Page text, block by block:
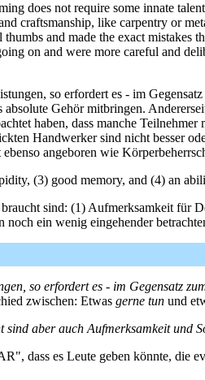
does not require some innate
craftsmanship, like carpentry or
and made the exact mistakes
on and were more careful and
so erfordert es - im
absolute Gehör mitbringen.
haben, dass manche
Handwerker sind nicht besser
angeboren wie
(3) good memory, and (4) an
sind: (1) Aufmerksamkeit
noch ein wenig eingehender
so erfordert es - im Gegensatz
zwischen: Etwas gerne tun und
sind aber auch Aufmerksamkeit und
dass es Leute geben könnte,